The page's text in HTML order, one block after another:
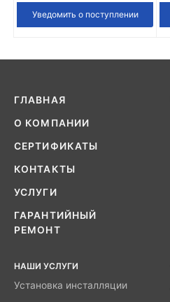
Уведомить о поступлении
ГЛАВНАЯ
О КОМПАНИИ
СЕРТИФИКАТЫ
КОНТАКТЫ
УСЛУГИ
ГАРАНТИЙНЫЙ
РЕМОНТ
НАШИ УСЛУГИ
Установка инсталляции